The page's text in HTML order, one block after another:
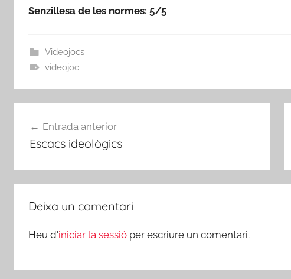
Senzillesa de les normes: 5/5
Videojocs
videojoc
d'entrades
Entrada anterior
Escacs ideològics
Deixa un comentari
Heu d'iniciar la sessió per escriure un comentari.